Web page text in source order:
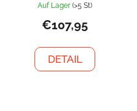
Auf Lager (>5 St)
€107,95
DETAIL